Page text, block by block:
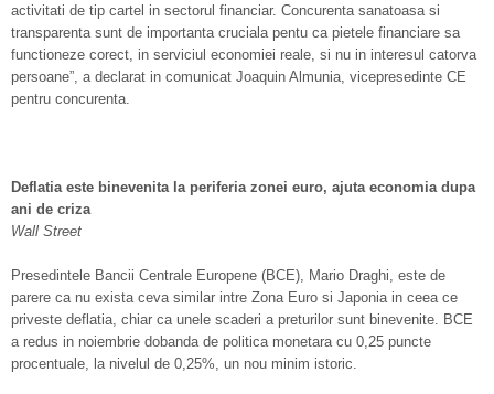
activitati de tip cartel in sectorul financiar. Concurenta sanatoasa si
transparenta sunt de importanta cruciala pentu ca pietele financiare sa
functioneze corect, in serviciul economiei reale, si nu in interesul catorva
persoane”, a declarat in comunicat Joaquin Almunia, vicepresedinte CE
pentru concurenta.
Deflatia este binevenita la periferia zonei euro, ajuta economia dupa
ani de criza
Wall Street
Presedintele Bancii Centrale Europene (BCE), Mario Draghi, este de
parere ca nu exista ceva similar intre Zona Euro si Japonia in ceea ce
priveste deflatia, chiar ca unele scaderi a preturilor sunt binevenite. BCE
a redus in noiembrie dobanda de politica monetara cu 0,25 puncte
procentuale, la nivelul de 0,25%, un nou minim istoric.